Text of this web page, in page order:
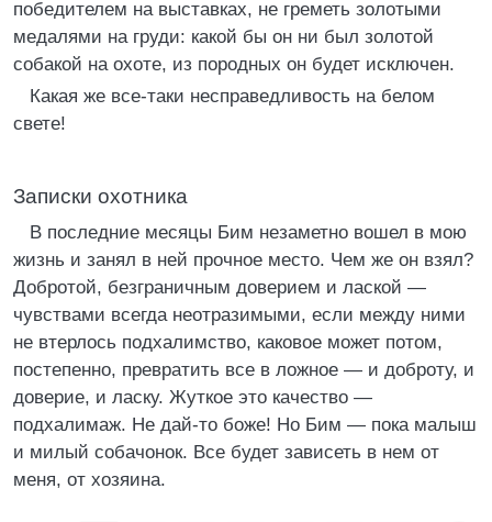
победителем на выставках, не греметь золотыми
медалями на груди: какой бы он ни был золотой
собакой на охоте, из породных он будет исключен.
Какая же все-таки несправедливость на белом
свете!
Записки охотника
В последние месяцы Бим незаметно вошел в мою
жизнь и занял в ней прочное место. Чем же он взял?
Добротой, безграничным доверием и лаской —
чувствами всегда неотразимыми, если между ними
не втерлось подхалимство, каковое может потом,
постепенно, превратить все в ложное — и доброту, и
доверие, и ласку. Жуткое это качество —
подхалимаж. Не дай-то боже! Но Бим — пока малыш
и милый собачонок. Все будет зависеть в нем от
меня, от хозяина.